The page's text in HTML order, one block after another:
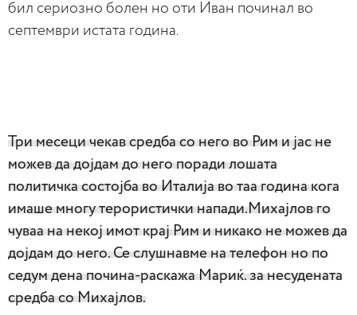
бил сериозно болен но оти Иван починал во
септември истата година.
Три месеци чекав средба со него во Рим и јас не
можев да дојдам до него поради лошата
политичка состојба во Италија во таа година кога
имаше многу терористички напади.Михајлов го
чуваа на некој имот крај Рим и никако не можев да
дојдам до него. Се слушнавме на телефон но по
седум дена почина-раскажа Мариќ. за несудената
средба со Михајлов.